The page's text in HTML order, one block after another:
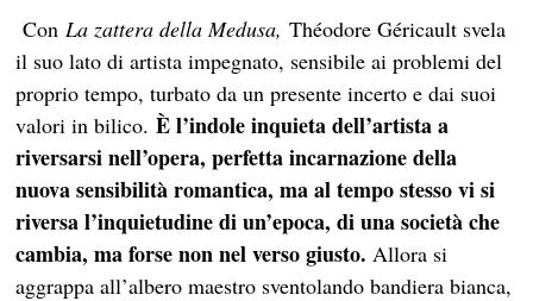
ConLa zattera della Medusa,Théodore Géricault svela
il suo lato di artista impegnato, sensibile ai problemi del
proprio tempo, turbato da un presente incerto e dai suoi
valori in bilico.È l’indole inquieta dell’artista a
riversarsi nell’opera, perfetta incarnazione della
nuova sensibilità romantica, ma al tempo stesso vi si
riversa l’inquietudine di un’epoca, di una società che
cambia, ma forse non nel verso giusto. Allora si
aggrappa all’albero maestro sventolando bandiera bianca,